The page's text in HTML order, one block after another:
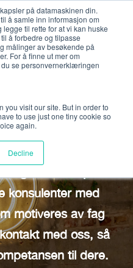
på datamaskinen din.
å samle inn informasjon om
til rette for at vi kan huske
å forbedre og tilpasse
målinger av besøkende på
For å finne ut mer om
se personvernerklæringen
you visit our site. But in order to
to use just one tiny cookie so
again.
Decline
til oss!
med glimt i
konsulenter med
motiveres av fag
med oss, så
til dere.